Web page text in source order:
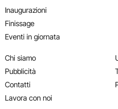
Inaugurazioni
Finissage
Eventi in giornata
Chi siamo
Pubblicità
Contatti
Lavora con noi